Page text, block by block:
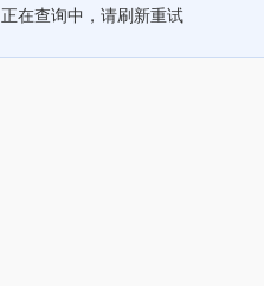
正在查询中，请刷新重试